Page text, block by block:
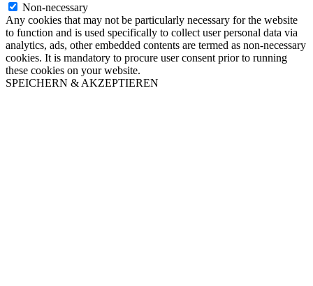
Non-necessary
Any cookies that may not be particularly necessary for the website
to function and is used specifically to collect user personal data via
analytics, ads, other embedded contents are termed as non-necessary
cookies. It is mandatory to procure user consent prior to running
these cookies on your website.
SPEICHERN & AKZEPTIEREN